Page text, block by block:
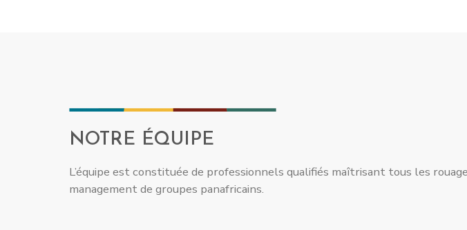
NOTRE ÉQUIPE
L’équipe est constituée de professionnels qualifiés maîtrisant tous les
management de groupes panafricains.